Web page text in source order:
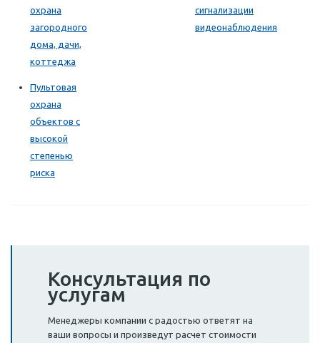
охрана
загородного
дома, дачи,
коттеджа
сигнализации
видеонаблюдения
Пультовая
охрана
объектов с
высокой
степенью
риска
Консультация по
услугам
Менеджеры компании с радостью ответят на
ваши вопросы и произведут расчет стоимости